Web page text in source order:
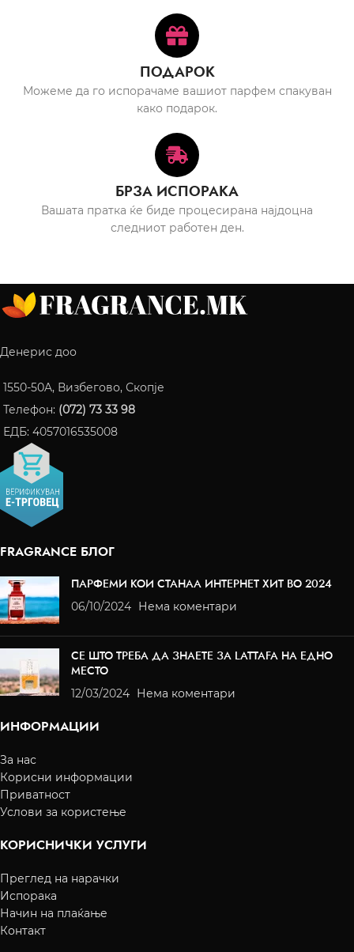
ПОДАРОК
Можеме да го испорачаме вашиот парфем спакуван
како подарок.
БРЗА ИСПОРАКА
Вашата пратка ќе биде процесирана најдоцна
следниот работен ден.
Денерис доо
1550-50A, Визбегово, Скопје
Телефон: (072) 73 33 98
ЕДБ: 4057016535008
FRAGRANCE БЛОГ
ПАРФЕМИ КОИ СТАНАА ИНТЕРНЕТ ХИТ ВО 2024
06/10/2024 Нема коментари
СЕ ШТО ТРЕБА ДА ЗНАЕТЕ ЗА LATTAFA НА ЕДНО
МЕСТО
12/03/2024 Нема коментари
ИНФОРМАЦИИ
За нас
Корисни информации
Приватност
Услови за користење
КОРИСНИЧКИ УСЛУГИ
Преглед на нарачки
Испорака
Начин на плаќање
Контакт